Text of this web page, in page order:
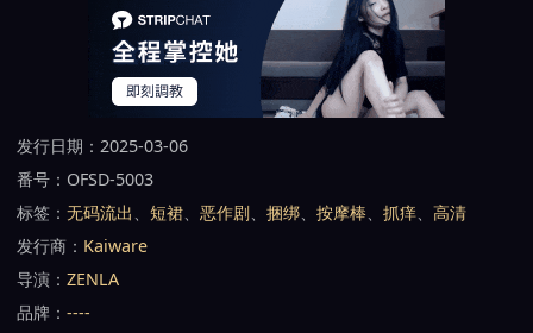
发行日期：2025-03-06
番号：OFSD-5003
标签：无码流出、短裙、恶作剧、捆绑、按摩棒、抓痒、高清
发行商： Kaiware
导演：ZENLA
品牌：----